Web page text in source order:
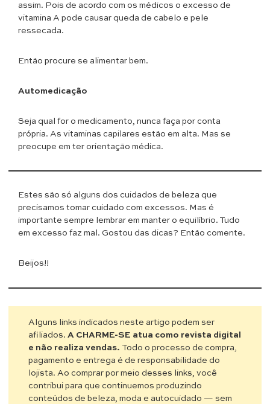
assim. Pois de acordo com os médicos o excesso de
vitamina A pode causar queda de cabelo e pele
ressecada.
Então procure se alimentar bem.
Automedicação
Seja qual for o medicamento, nunca faça por conta
própria. As vitaminas capilares estão em alta. Mas se
preocupe em ter orientação médica.
Estes são só alguns dos cuidados de beleza que
precisamos tomar cuidado com excessos. Mas é
importante sempre lembrar em manter o equilíbrio. Tudo
em excesso faz mal. Gostou das dicas? Então comente.
Beijos!!
Alguns links indicados neste artigo podem ser
afiliados.A CHARME-SE atua como revista digital
e não realiza vendas. Todo o processo de compra,
pagamento e entrega é de responsabilidade do
lojista. Ao comprar por meio desses links, você
contribui para que continuemos produzindo
conteúdos de beleza, moda e autocuidado — sem